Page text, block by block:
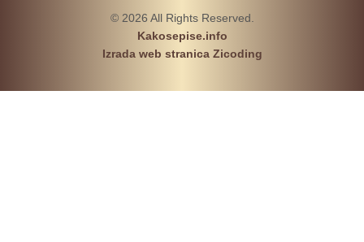
© 2026 All Rights Reserved.
Kakosepise.info
Izrada web stranica Zicoding